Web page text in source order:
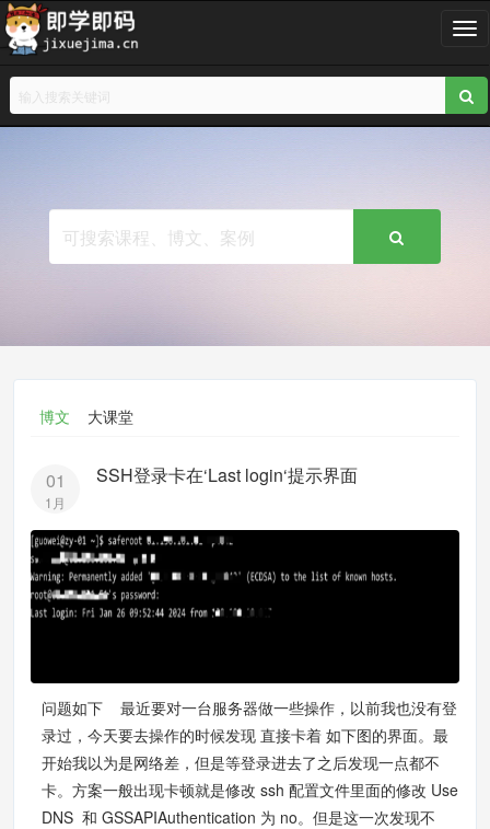
T
g
g
l
i
博文
大课堂
01
1月
SSH登录卡在‘Last login‘提示界面
问题如下 最近要对一台服务器做一些操作，以前我也没有登
录过，今天要去操作的时候发现 直接卡着 如下图的界面。最
开始我以为是网络差，但是等登录进去了之后发现一点都不
卡。方案一般出现卡顿就是修改 ssh 配置文件里面的修改 Use
DNS 和 GSSAPIAuthentication 为 no。但是这一次发现不